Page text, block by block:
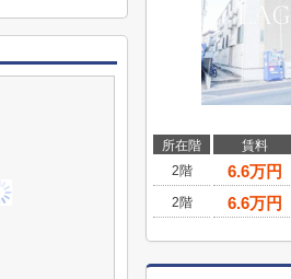
所在階 賃料
2階
6.6万円
2階
6.6万円